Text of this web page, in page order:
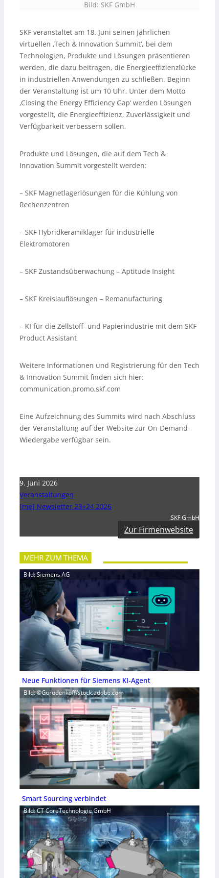
Bild: SKF GmbH
SKF veranstaltet am 18. Juni seinen jährlichen
virtuellen ‚Tech & Innovation Summit‘, bei dem
Technologien, Produkte und Lösungen präsentieren
werden, die dazu beitragen, die Energieeffizienzlücke
in industriellen Anwendungen zu schließen. Beginn
der Veranstaltung ist um 10 Uhr. Unter dem Motto
‚Closing the Energy Efficiency Gap‘ werden Lösungen
vorgestellt, die Energieeffizienz, Zuverlässigkeit und
Verfügbarkeit verbessern sollen.
Produkte und Lösungen, die auf dem Tech &
Innovation Summit vorgestellt werden:
– SKF Magnetlagerlösungen für die Kühlung von
Rechenzentren
– SKF Hybridkeramiklager für industrielle
Elektromotoren
– SKF Zustandsüberwachung – Aptitude Insight
– SKF Kreislauflösungen – Remanufacturing
– KI für die Zellstoff- und Papierindustrie mit dem SKF
Product Assistant
Weitere Informationen und Registrierung für den Tech
& Innovation Summit finden sich hier:
communication.promo.skf.com
Eine Aufzeichnung des Summits wird nach Abschluss
der Veranstaltung auf der Website zur On-Demand-
Wiedergabe verfügbar sein.
9. Juni 2026
Veranstaltungen
[me] Newsletter 23+24 2026
SKF GmbH
Zur Firmenwebsite
MEHR ZUM THEMA
Bild: Siemens AG
Neue Funktionen für Siemens KI-Agent
Bild: ©Gorodenkoff/stock.adobe.com
Smart Sourcing verbindet
Bild: CT CoreTechnologie GmbH